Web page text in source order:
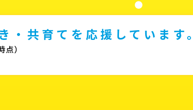
共育てを応援しています。
）